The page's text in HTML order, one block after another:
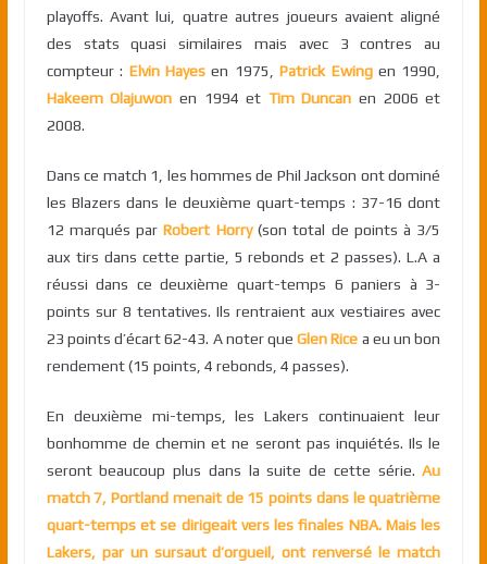
playoffs. Avant lui, quatre autres joueurs avaient aligné
des stats quasi similaires mais avec 3 contres au
compteur : Elvin Hayesen 1975,Patrick Ewingen 1990,
Hakeem Olajuwon en 1994 et Tim Duncan en 2006 et
2008.
Dans ce match 1, les hommes de Phil Jackson ont dominé
les Blazers dans le deuxième quart-temps : 37-16 dont
12 marqués parRobert Horry(son total de points à 3/5
aux tirs dans cette partie, 5 rebonds et 2 passes). L.A a
réussi dans ce deuxième quart-temps 6 paniers à 3-
points sur 8 tentatives. Ils rentraient aux vestiaires avec
23 points d’écart 62-43. A noter queGlen Rice a eu un bon
rendement (15 points, 4 rebonds, 4 passes).
En deuxième mi-temps, les Lakers continuaient leur
bonhomme de chemin et ne seront pas inquiétés. Ils le
seront beaucoup plus dans la suite de cette série.Au
match 7, Portland menait de 15 points dans le quatrième
quart-temps et se dirigeait vers les finales NBA. Mais les
Lakers, par un sursaut d’orgueil, ont renversé le match